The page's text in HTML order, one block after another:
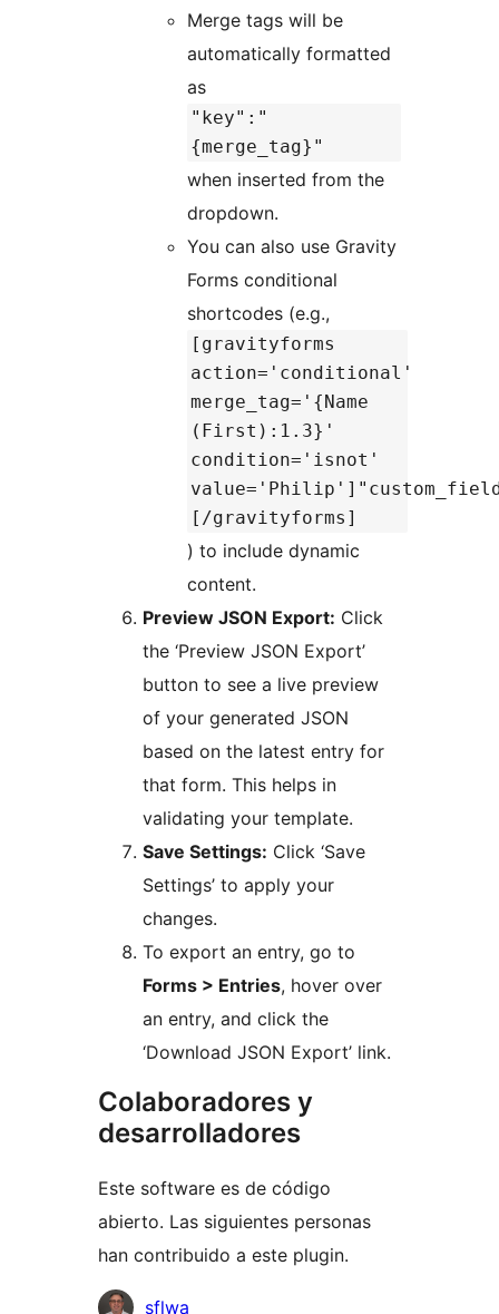
Merge tags will be
automatically formatted
as
"key":"
{merge_tag}"
when inserted from the
dropdown.
You can also use Gravity
Forms conditional
shortcodes (e.g.,
[gravityforms
action='conditional'
merge_tag='{Name
(First):1.3}'
condition='isnot'
[/gravityforms]
) to include dynamic
content.
Preview JSON Export: Click
the ‘Preview JSON Export’
button to see a live preview
of your generated JSON
based on the latest entry for
that form. This helps in
validating your template.
Save Settings: Click ‘Save
Settings’ to apply your
changes.
To export an entry, go to
Forms > Entries, hover over
an entry, and click the
‘Download JSON Export’ link.
Colaboradores y
desarrolladores
Este software es de código
abierto. Las siguientes personas
han contribuido a este plugin.
Colaboradores
sflwa